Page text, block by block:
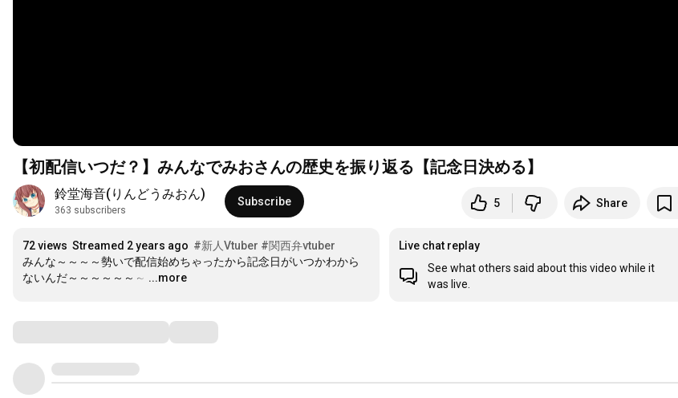
【初配信いつだ？】みんなでみおさんの歴史を振り返る【記念日決める】
鈴堂海音(りんどうみおん)
363 subscribers
Subscribe 5 Share
72 views Streamed 2 years ago #新人Vtuber #関西弁vtuber
みんな～～～～勢いで配信始めちゃったから記念日がいつかわから
ないんだ～～～～～～～ …
...more
Live chat replay
See what others said about this video while it
was live.